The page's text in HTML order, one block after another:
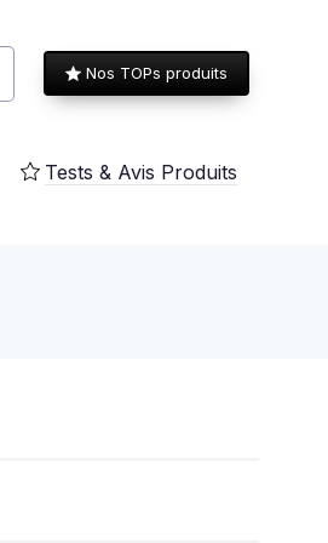
Nos TOPs produits
Tests & Avis Produits